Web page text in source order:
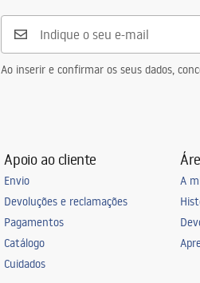
90 mm
com orifício de
Cozinha, com a
Ao inserir e confirmar os seus dados,
Apoio ao cliente
Envio
Devoluções e reclamações
Pagamentos
Catálogo
Cuidados
A